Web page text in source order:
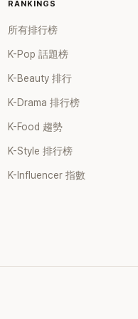
RANKINGS
所有排行榜
K-Pop 話題榜
K-Beauty 排行
K-Drama 排行榜
K-Food 趨勢
K-Style 排行榜
K-Influencer 指數